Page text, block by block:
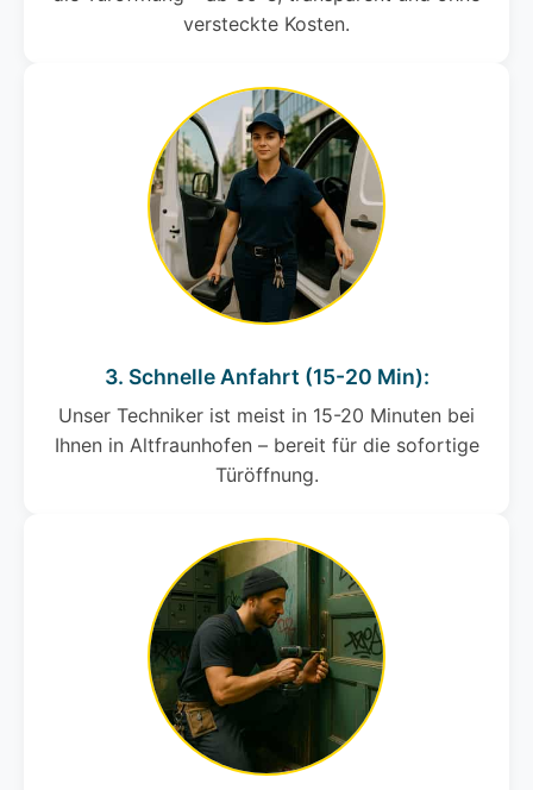
versteckte Kosten.
3. Schnelle Anfahrt (15-20 Min):
Unser Techniker ist meist in 15-20 Minuten bei
Ihnen in Altfraunhofen – bereit für die sofortige
Türöffnung.